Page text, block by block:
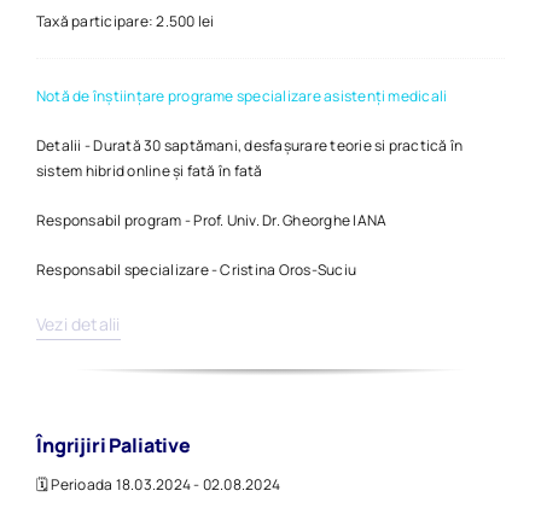
Taxă participare: 2.500 lei
Notă de înștiințare programe specializare asistenți medicali
Detalii - Durată 30 saptămani, desfașurare teorie si practică în
sistem hibrid online și fată în fată
Responsabil program - Prof. Univ. Dr. Gheorghe IANA
Responsabil specializare - Cristina Oros-Suciu
Vezi detalii
Îngrijiri Paliative
🗓️ Perioada 18.03.2024 - 02.08.2024